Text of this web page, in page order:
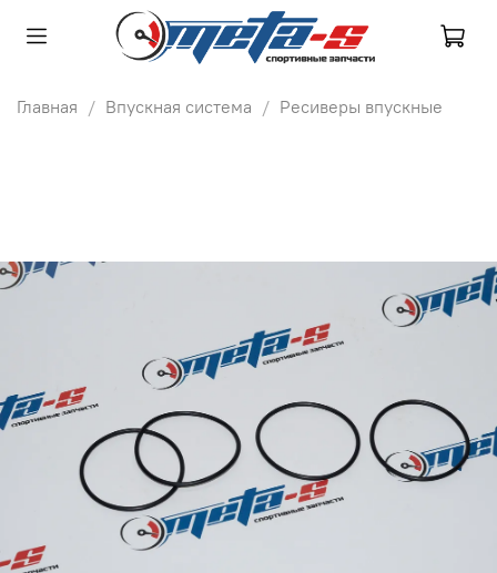
Главная Впускная система Ресиверы впускные